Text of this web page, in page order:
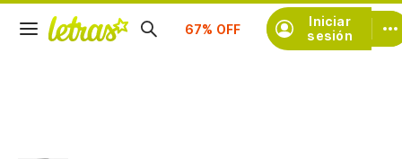
Iniciar
sesión
Suscríbete